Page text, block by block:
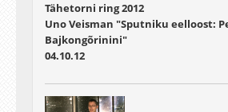
Tähetorni ring 2012
Uno Veisman "Sputniku eelloost:
Bajkongõrinini"
04.10.12